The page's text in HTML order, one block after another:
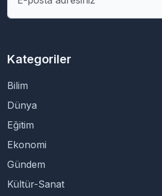
Kategoriler
Bilim
Dünya
Eğitim
Ekonomi
Gündem
Kültür-Sanat